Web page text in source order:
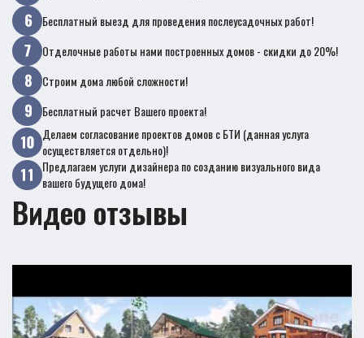
Бесплатный выезд для проведения послеусадочных работ!
Отделочные работы нами построенных домов - скидки до 20%!
Строим дома любой сложности!
Бесплатный расчет Вашего проекта!
Делаем согласование проектов домов с БТИ (данная услуга
осуществляется отдельно)!
Предлагаем услуги дизайнера по созданию визуального вида
вашего будущего дома!
Видео отзывы